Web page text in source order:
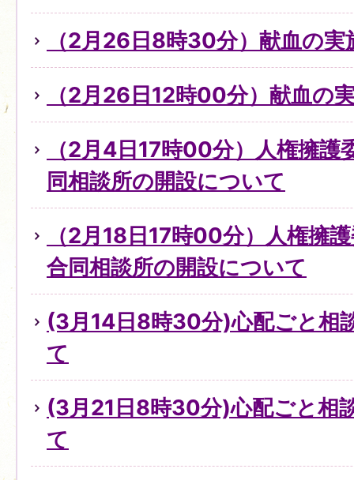
（2月26日8時30分）献血の
（2月26日12時00分）献血の
（2月4日17時00分）人権擁護
同相談所の開設について
（2月18日17時00分）人権擁
合同相談所の開設について
(3月14日8時30分)心配ごと相
て
(3月21日8時30分)心配ごと相
て